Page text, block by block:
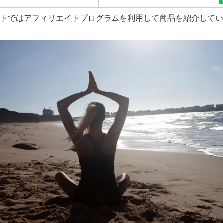
ではアフィリエイトプログラムを利用して商品を紹介して